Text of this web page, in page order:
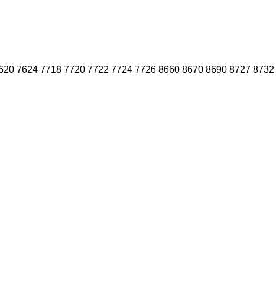
7624 7718 7720 7722 7724 7726 8660 8670 8690 8727 8732